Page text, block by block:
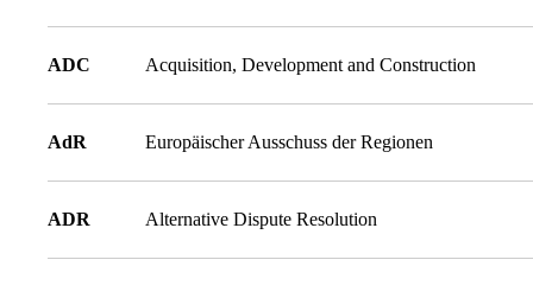
ADC Acquisition, Development and Construction
AdR Europäischer Ausschuss der Regionen
ADR Alternative Dispute Resolution